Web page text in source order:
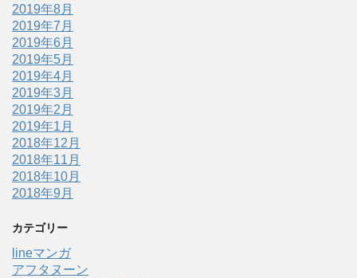
2019年8月
2019年7月
2019年6月
2019年5月
2019年4月
2019年3月
2019年2月
2019年1月
2018年12月
2018年11月
2018年10月
2018年9月
カテゴリー
lineマンガ
アフタヌーン